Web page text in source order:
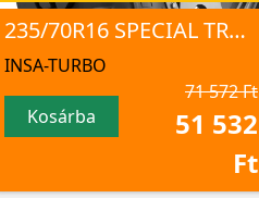
235/70R16 SPECIAL TRUCK 2 106Q
INSA-TURBO
Kosárba
71 572 Ft
51 532
Ft